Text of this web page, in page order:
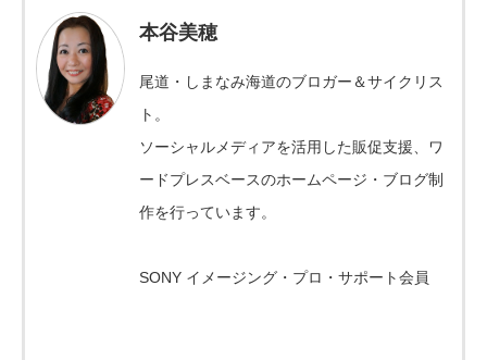
本谷美穂
尾道・しまなみ海道のブロガー＆サイクリス
ト。
ソーシャルメディアを活用した販促支援、ワ
ードプレスベースのホームページ・ブログ制
作を行っています。
SONY イメージング・プロ・サポート会員